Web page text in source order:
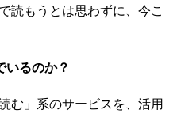
読もうとは思わずに、今こ
いるのか？
む」系のサービスを、活用